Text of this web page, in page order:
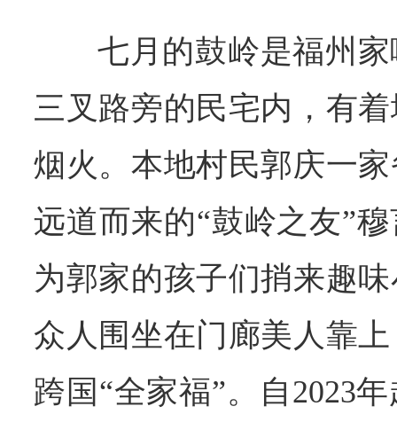
七月的鼓岭是福州
三叉路旁的民宅内，有
烟火。本地村民郭庆一
远道而来的“鼓岭之友”
为郭家的孩子们捎来趣
众人围坐在门廊美人靠
跨国“全家福”。自2023